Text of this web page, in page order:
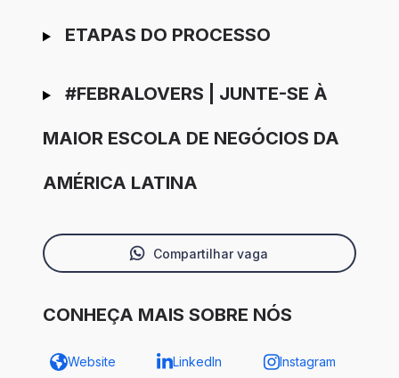
ETAPAS DO PROCESSO
#FEBRALOVERS | JUNTE-SE À
MAIOR ESCOLA DE NEGÓCIOS DA
AMÉRICA LATINA
Compartilhar vaga
CONHEÇA MAIS SOBRE NÓS
Website LinkedIn Instagram